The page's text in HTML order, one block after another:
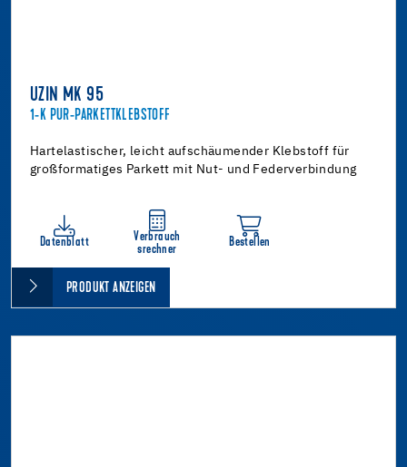
UZIN MK 95
1-K PUR-PARKETTKLEBSTOFF
Hartelastischer, leicht aufschäumender Klebstoff für
großformatiges Parkett mit Nut- und Federverbindung
Datenblatt
Verbrauch
srechner
Bestellen
PRODUKT ANZEIGEN